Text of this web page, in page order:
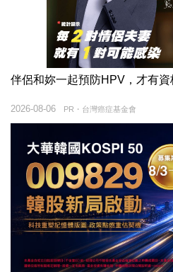
伴侶和妳一起預防HPV，才有資
PR・台灣癌症基金會
2026-08-06